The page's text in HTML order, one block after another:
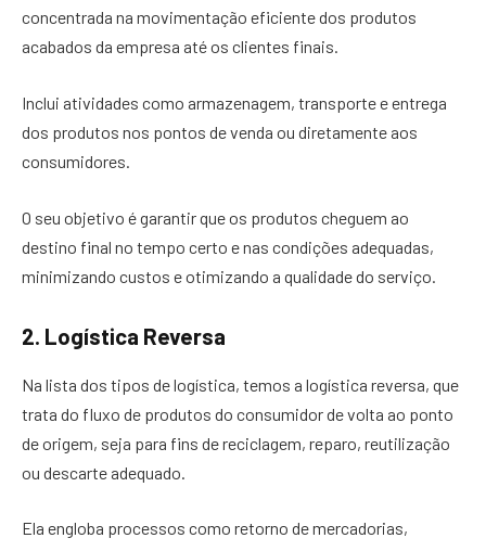
concentrada na movimentação eficiente dos produtos
acabados da empresa até os clientes finais.
Inclui atividades como armazenagem, transporte e entrega
dos produtos nos pontos de venda ou diretamente aos
consumidores.
O seu objetivo é garantir que os produtos cheguem ao
destino final no tempo certo e nas condições adequadas,
minimizando custos e otimizando a qualidade do serviço.
2. Logística Reversa
Na lista dos tipos de logística, temos a logística reversa, que
trata do fluxo de produtos do consumidor de volta ao ponto
de origem, seja para fins de reciclagem, reparo, reutilização
ou descarte adequado.
Ela engloba processos como retorno de mercadorias,